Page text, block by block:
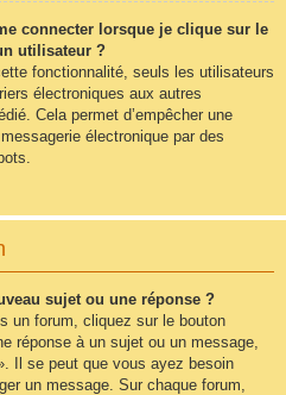
connecter lorsque je clique sur le
utilisateur ?
fonctionnalité, seuls les utilisateurs
électroniques aux autres
Cela permet d’empêcher une
électronique par des
sujet ou une réponse ?
un forum, cliquez sur le bouton
réponse à un sujet ou un message,
Il se peut que vous ayez besoin
un message. Sur chaque forum,